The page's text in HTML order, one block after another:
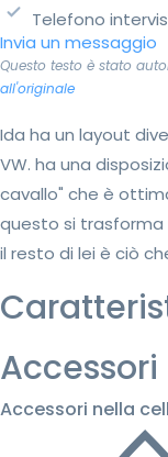
Telefono
Invia un messaggio
Questo testo è stato
all'originale
Ida ha un layout
VW. ha una
cavallo" che è
questo si trasforma
il resto di lei è ciò
Accessori
Accessori nella